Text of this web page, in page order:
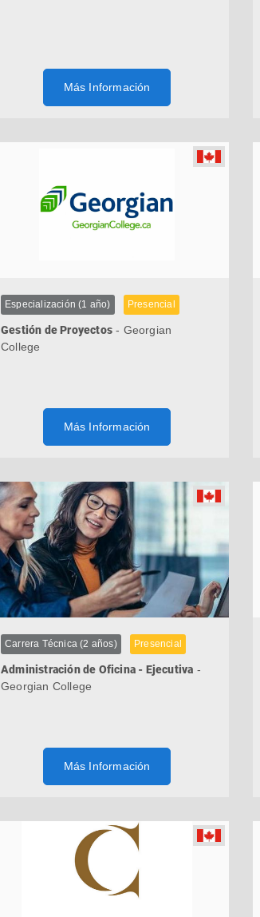
Más Información
Especialización (1 año) Presencial
Gestión de Proyectos - Georgian
College
Más Información
Carrera Técnica (2 años) Presencial
Administración de Oficina - Ejecutiva -
Georgian College
Más Información